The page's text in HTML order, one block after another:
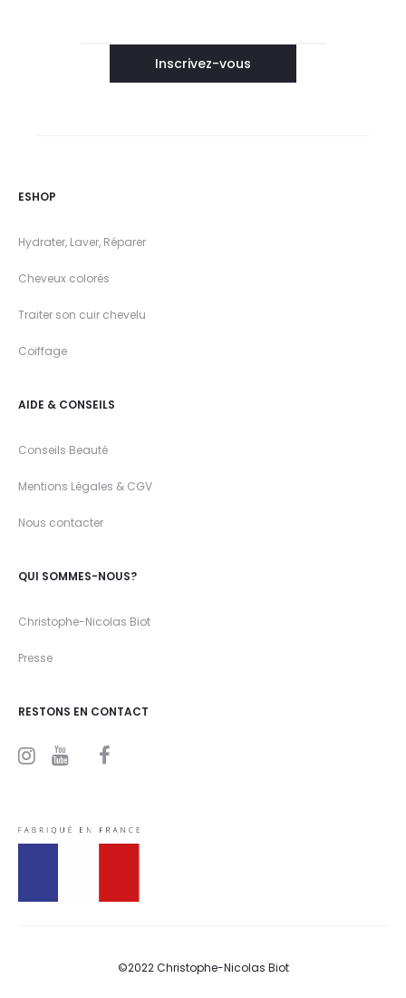
ESHOP
Hydrater, Laver, Réparer
Cheveux colorés
Traiter son cuir chevelu
Coiffage
AIDE & CONSEILS
Conseils Beauté
Mentions Légales & CGV
Nous contacter
QUI SOMMES-NOUS?
Christophe-Nicolas Biot
Presse
RESTONS EN CONTACT
a
u
b
©2022 Christophe-Nicolas Biot